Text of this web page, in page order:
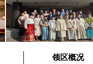
领区概况